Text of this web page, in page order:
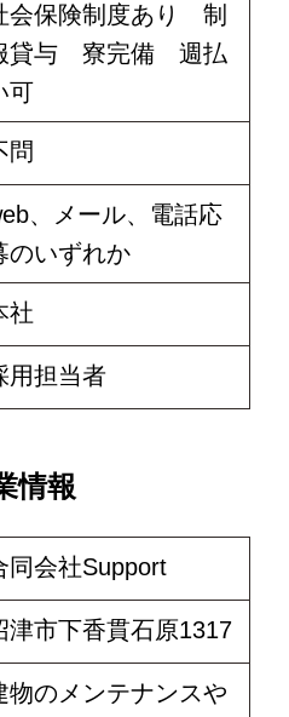
会保険制度あり 制
貸与 寮完備 週払
可
問
、メール、電話応
のいずれか
社
用担当者
情報
同会社Support
津市下香貫石原1317
物のメンテナンスや